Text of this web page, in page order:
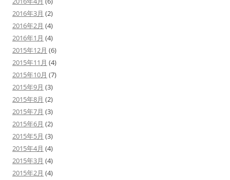
2016年3月 (2)
2016年2月 (4)
2016年1月 (4)
2015年12月 (6)
2015年11月 (4)
2015年10月 (7)
2015年9月 (3)
2015年8月 (2)
2015年7月 (3)
2015年6月 (2)
2015年5月 (3)
2015年4月 (4)
2015年3月 (4)
2015年2月 (4)